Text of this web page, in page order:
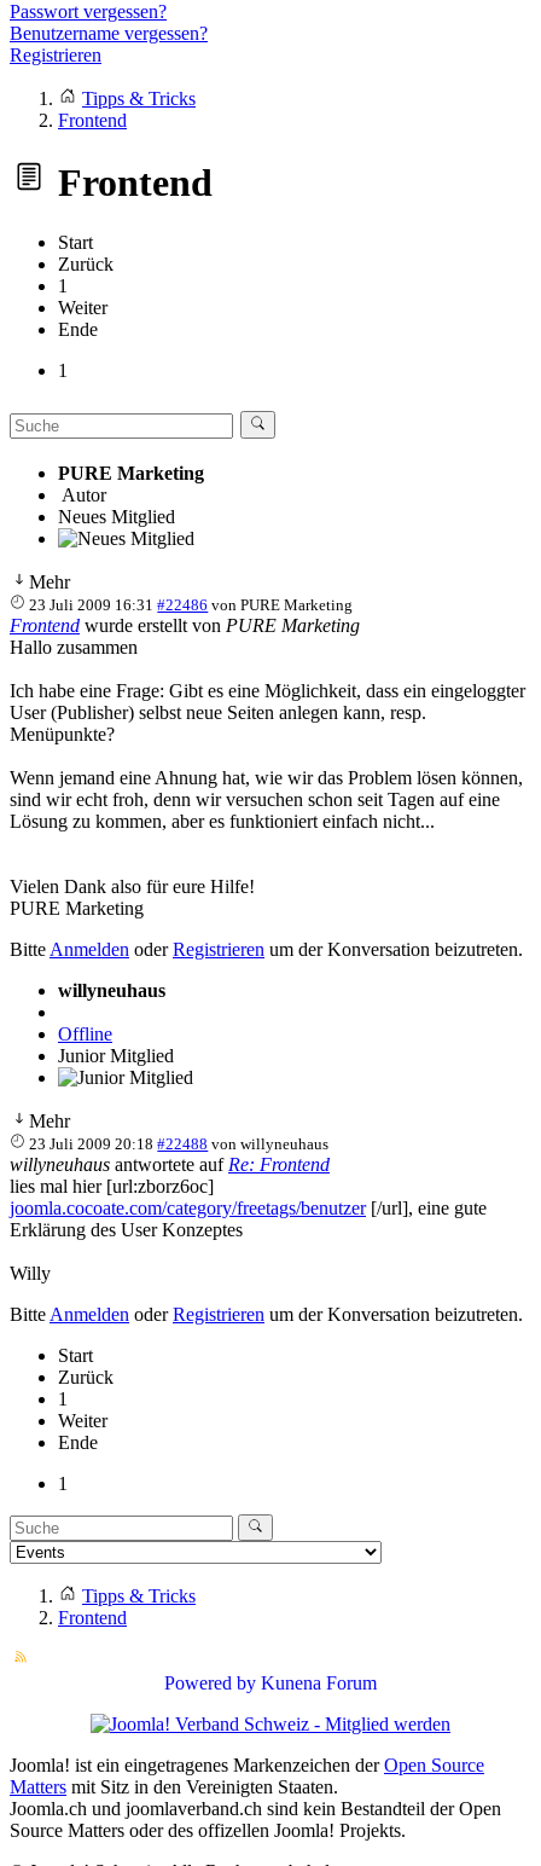
Passwort vergessen?
Benutzername vergessen?
Registrieren
Tipps & Tricks
Frontend
Frontend
Start
Zurück
1
Weiter
Ende
1
PURE Marketing
Autor
Neues Mitglied
Mehr
23 Juli 2009 16:31 #22486 vonPURE Marketing
Frontend wurde erstellt von PURE Marketing
Hallo zusammen
Ich habe eine Frage: Gibt es eine Möglichkeit, dass ein eingeloggter
User (Publisher) selbst neue Seiten anlegen kann, resp.
Menüpunkte?
Wenn jemand eine Ahnung hat, wie wir das Problem lösen können,
sind wir echt froh, denn wir versuchen schon seit Tagen auf eine
Lösung zu kommen, aber es funktioniert einfach nicht...
Vielen Dank also für eure Hilfe!
PURE Marketing
Bitte Anmelden oderRegistrieren um der Konversation beizutreten.
willyneuhaus
Offline
Junior Mitglied
Mehr
23 Juli 2009 20:18 #22488 vonwillyneuhaus
willyneuhaus antwortete auf Re: Frontend
lies mal hier [url:zborz6oc]
joomla.cocoate.com/category/freetags/benutzer[/url], eine gute
Erklärung des User Konzeptes
Willy
Bitte Anmelden oderRegistrieren um der Konversation beizutreten.
Start
Zurück
1
Weiter
Ende
1
Tipps & Tricks
Frontend
Powered by Kunena Forum
Joomla! ist ein eingetragenes Markenzeichen derOpen Source
Matters mit Sitz in den Vereinigten Staaten.
Joomla.ch und joomlaverband.ch sind kein Bestandteil der Open
Source Matters oder des offizellen Joomla! Projekts.